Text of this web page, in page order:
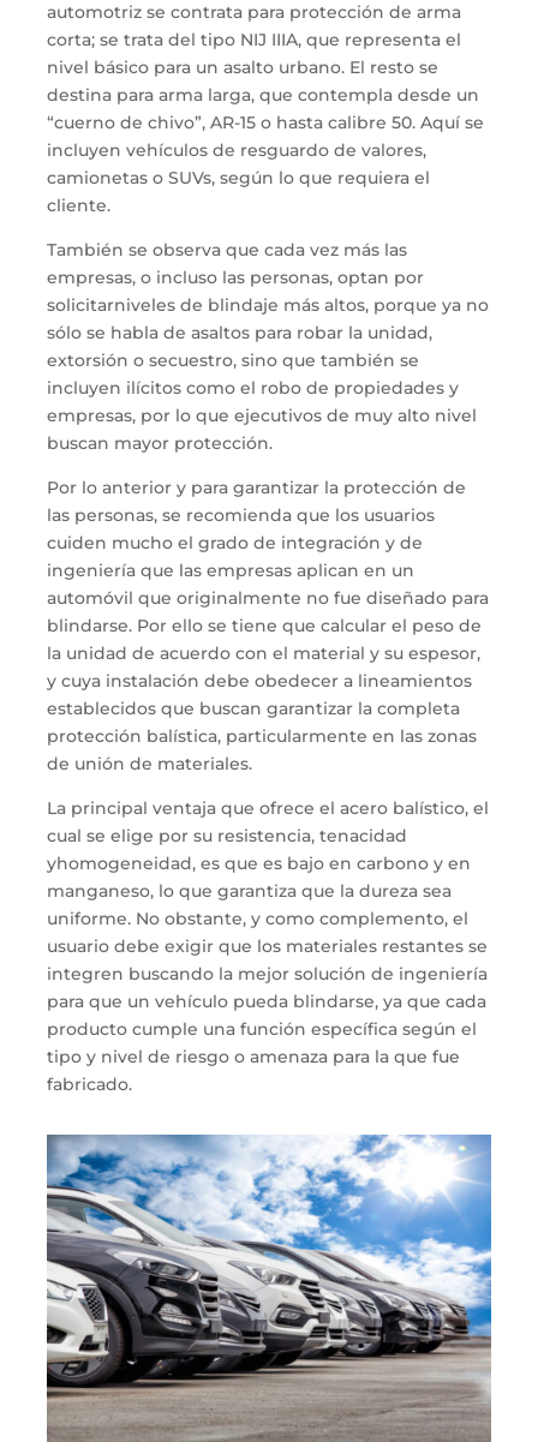
automotrizsecontrata para protección de arma
corta;se trata del tipo NIJ IIIA,que representa el
nivel básico para un asalto urbano. El restose
destina para arma larga, quecontempla desde un
“cuerno de chivo”, AR-15 o hastacalibre 50. Aquí se
incluyen vehículos de resguardo de valores,
camionetas o SUVs,según lo que requiera el
cliente.
También se observa que cada vez más las
empresas, o incluso las personas, optan por
solicitarniveles de blindaje más altos, porque ya no
sólose habla de asaltos para robar la unidad,
extorsión o secuestro, sino quetambién se
incluyen ilícitos como el robo de propiedades y
empresas, por lo queejecutivos de muy alto nivel
buscan mayor protección.
Por lo anteriory paragarantizar la protección de
las personas,se recomienda que los usuarios
cuiden mucho el grado de integración y de
ingeniería que las empresas aplican en un
automóvil queoriginalmente no fue diseñado para
blindarse. Por ello se tiene quecalcular el peso de
la unidadde acuerdo con el material ysuespesor,
ycuya instalación debe obedecer a lineamientos
establecidos que buscan garantizar la completa
protección balística, particularmente en las zonas
de unión de materiales.
La principal ventaja que ofrece el acero balístico, el
cual se elige por su resistencia,tenacidad
yhomogeneidad,esque es bajo en carbono y en
manganeso, lo quegarantiza que la dureza sea
uniforme. Noobstante, ycomo complemento, el
usuario debe exigir que los materiales restantesse
integren buscando la mejor solución de ingeniería
para que un vehículo pueda blindarse, ya que cada
producto cumple una función específica según el
tipo y nivel de riesgo o amenaza para la que fue
fabricado.